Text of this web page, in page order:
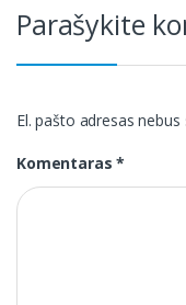
Parašykite
El. pašto adresas nebus
Komentaras*